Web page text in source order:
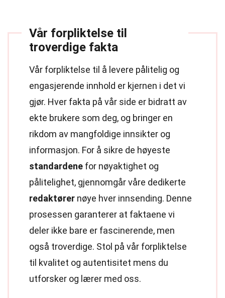
Vår forpliktelse til
troverdige fakta
Vår forpliktelse til å levere pålitelig og
engasjerende innhold er kjernen i det vi
gjør. Hver fakta på vår side er bidratt av
ekte brukere som deg, og bringer en
rikdom av mangfoldige innsikter og
informasjon. For å sikre de høyeste
standardene for nøyaktighet og
pålitelighet, gjennomgår våre dedikerte
redaktører nøye hver innsending. Denne
prosessen garanterer at faktaene vi
deler ikke bare er fascinerende, men
også troverdige. Stol på vår forpliktelse
til kvalitet og autentisitet mens du
utforsker og lærer med oss.